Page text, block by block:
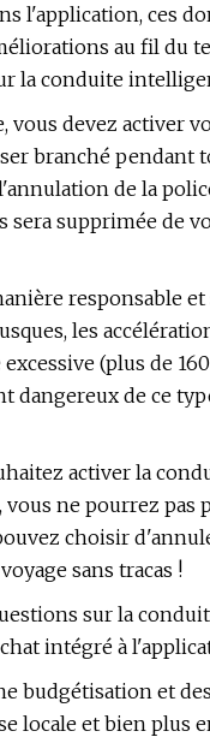
l'application, ces
au fil du
la conduite
devez activer
branché pendant
de la
supprimée de
responsable
les
(plus de
de ce
activer la
ne pourrez pas
choisir
sans tracas !
sur la
intégré à
budgétisation et
locale et bien plus